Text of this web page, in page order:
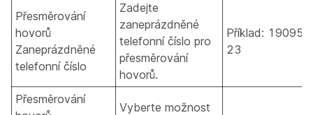
Přesměrování
hovorů
Zaneprázdněné
telefonní číslo
Zadejte
zaneprázdněné
telefonní číslo pro
přesměrování
hovorů.
Příklad:
23
Přesměrování
Vyberte možnost